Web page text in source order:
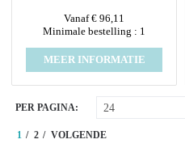
Vanaf € 96,11
Minimale bestelling : 1
MEER INFORMATIE
PER PAGINA:
1 2 VOLGENDE